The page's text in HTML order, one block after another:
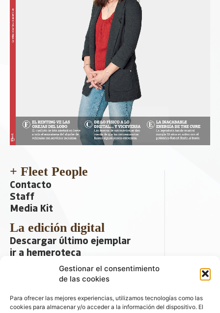
Gestionar el consentimiento
de las cookies
Para ofrecer las mejores experiencias, utilizamos tecnologías como las
cookies para almacenar y/o acceder a la información del dispositivo. El
+ Fleet People
Contacto
Staff
Media Kit
La edición digital
Descargar último ejemplar
ir a hemeroteca
+ Contenido en redes sociales